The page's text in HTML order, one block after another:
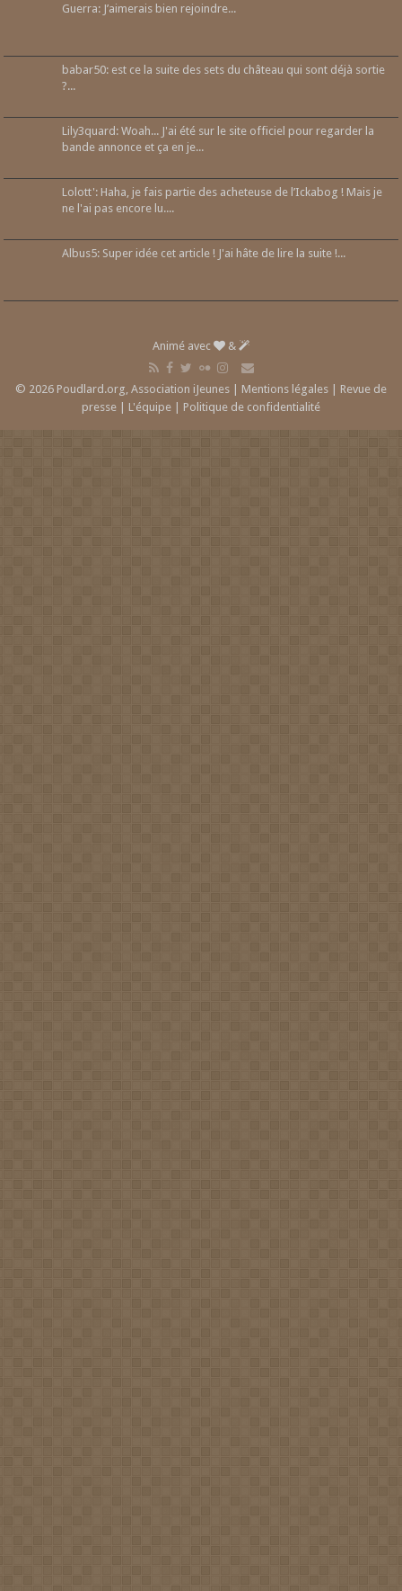
Guerra: J’aimerais bien rejoindre...
babar50: est ce la suite des sets du château qui sont déjà sortie
?...
Lily3quard: Woah... J'ai été sur le site officiel pour regarder la
bande annonce et ça en je...
Lolott': Haha, je fais partie des acheteuse de l’Ickabog ! Mais je
ne l'ai pas encore lu....
Albus5: Super idée cet article ! J'ai hâte de lire la suite !...
Animé avec &
© 2026 Poudlard.org, Association iJeunes | Mentions légales | Revue de
presse | L'équipe | Politique de confidentialité